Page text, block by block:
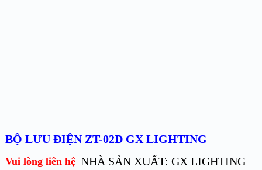
BỘ LƯU ĐIỆN ZT-02D GX LIGHTING
Vui lòng liên hệ NHÀ SẢN XUẤT: GX LIGHTING